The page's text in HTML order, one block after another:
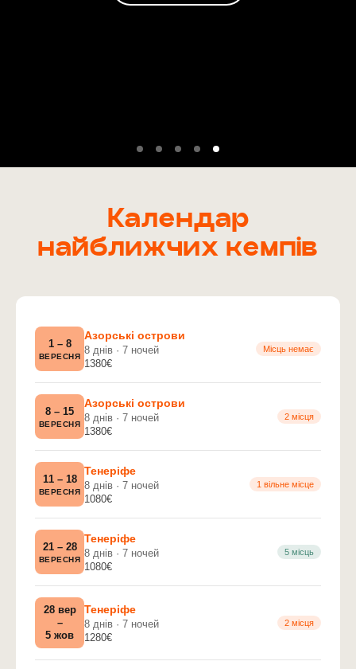
Календар
найближчих кемпів
1 – 8
ВЕРЕСНЯ
Азорські острови
8 днів · 7 ночей
1380€
Місць немає
8 – 15
ВЕРЕСНЯ
Азорські острови
8 днів · 7 ночей
1380€
2 місця
11 – 18
ВЕРЕСНЯ
Тенеріфе
8 днів · 7 ночей
1080€
1 вільне місце
21 – 28
ВЕРЕСНЯ
Тенеріфе
8 днів · 7 ночей
1080€
5 місць
28 вер
–
5 жов
Тенеріфе
8 днів · 7 ночей
1280€
2 місця